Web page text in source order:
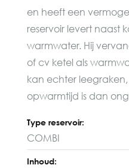
en heeft een
reservoir levert naast
warmwater. Hij
of cv ketel als
kan echter
opwarmtijd is dan
Type reservoir:
COMBI
Inhoud: